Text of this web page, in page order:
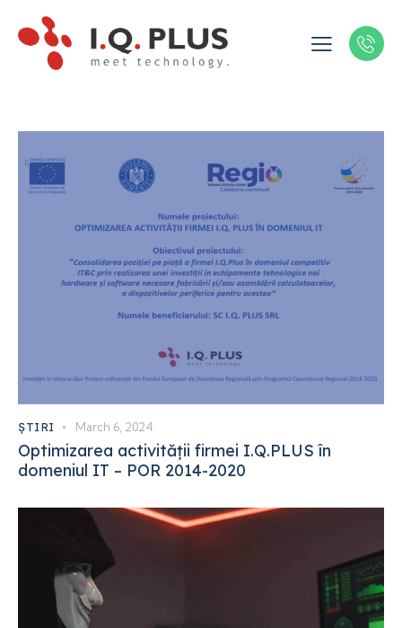
ȘTIRI March 6, 2024
Optimizarea activității firmei I.Q.PLUS în
domeniul IT – POR 2014-2020